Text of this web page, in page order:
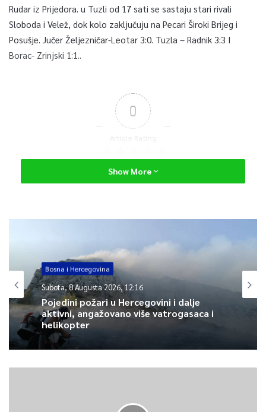
Rudar iz Prijedora. u Tuzli od 17 sati se sastaju stari rivali
Sloboda i Velež, dok kolo zaključuju na Pecari Široki Brijeg i
Posušje. Jučer Željezničar-Leotar 3:0. Tuzla – Radnik 3:3 I
Borac- Zrinjski 1:1..
0
Article Rating
Show More
Bosna i Hercegovina
Subota, 8 Augusta 2026, 12:16
Pojedini požari u Hercegovini i dalje
aktivni, angažovano više vatrogasaca i
helikopter